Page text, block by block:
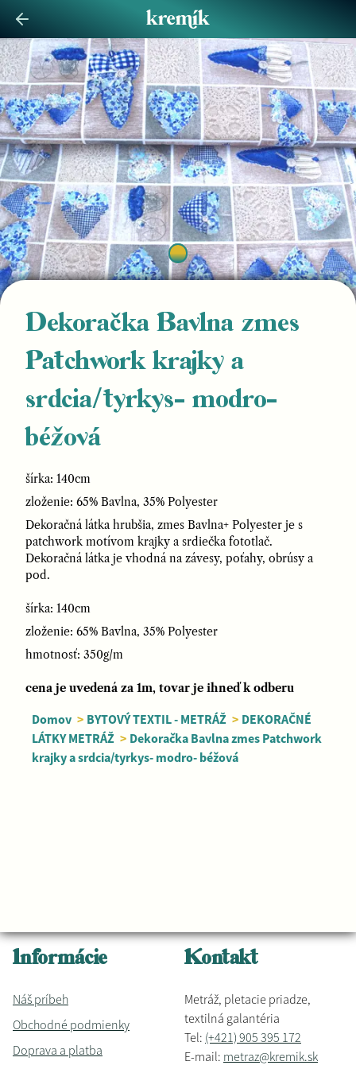
Dekoračka Bavlna zmes
Patchwork krajky a
srdcia/tyrkys- modro-
béžová
šírka: 140cm
zloženie: 65% Bavlna, 35% Polyester
Dekoračná látka hrubšia, zmes Bavlna+ Polyester je s
patchwork motívom krajky a srdiečka fototlač.
Dekoračná látka je vhodná na závesy, poťahy, obrúsy a
pod.
šírka: 140cm
zloženie: 65% Bavlna, 35% Polyester
hmotnosť: 350g/m
cena je uvedená za 1m, tovar je ihneď k odberu
Domov > BYTOVÝ TEXTIL - METRÁŽ > DEKORAČNÉ
LÁTKY METRÁŽ > Dekoračka Bavlna zmes Patchwork
krajky a srdcia/tyrkys- modro- béžová
Informácie
Náš príbeh
Obchodné podmienky
Doprava a platba
Kontakt
Metráž, pletacie priadze,
textilná galantéria
Tel: (+421) 905 395 172
E-mail: metraz@kremik.sk